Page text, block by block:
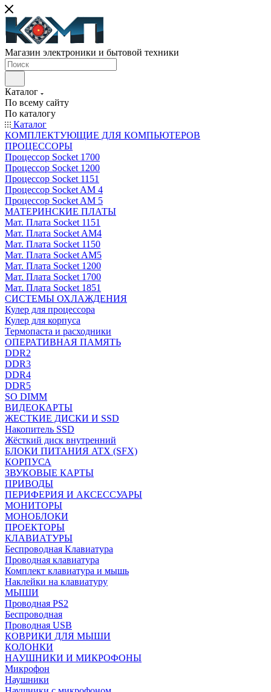
Магазин электроники и бытовой техники
Каталог
По всему сайту
По каталогу
Каталог
КОМПЛЕКТУЮЩИЕ ДЛЯ КОМПЬЮТЕРОВ
ПРОЦЕССОРЫ
Процессор Socket 1700
Процессор Socket 1200
Процессор Socket 1151
Процессор Socket AM 4
Процессор Socket AM 5
МАТЕРИНСКИЕ ПЛАТЫ
Мат. Плата Socket 1151
Мат. Плата Socket AM4
Мат. Плата Socket 1150
Мат. Плата Socket AM5
Мат. Плата Socket 1200
Мат. Плата Socket 1700
Мат. Плата Socket 1851
СИСТЕМЫ ОХЛАЖДЕНИЯ
Кулер для процессора
Кулер для корпуса
Термопаста и расходники
ОПЕРАТИВНАЯ ПАМЯТЬ
DDR2
DDR3
DDR4
DDR5
SO DIMM
ВИДЕОКАРТЫ
ЖЕСТКИЕ ДИСКИ И SSD
Накопитель SSD
Жёсткий диск внутренний
БЛОКИ ПИТАНИЯ ATX (SFX)
КОРПУСА
ЗВУКОВЫЕ КАРТЫ
ПРИВОДЫ
ПЕРИФЕРИЯ И АКСЕССУАРЫ
МОНИТОРЫ
МОНОБЛОКИ
ПРОЕКТОРЫ
КЛАВИАТУРЫ
Беспроводная Клавиатура
Проводная клавиатура
Комплект клавиатура и мышь
Наклейки на клавиатуру
МЫШИ
Проводная PS2
Беспроводная
Проводная USB
КОВРИКИ ДЛЯ МЫШИ
КОЛОНКИ
НАУШНИКИ И МИКРОФОНЫ
Микрофон
Наушники